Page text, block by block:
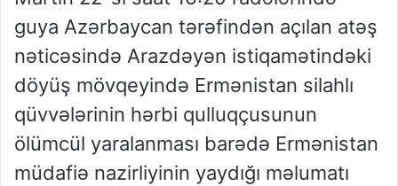
guya Azərbaycan tərəfindən açılan atəş
nəticəsində Arazdəyən istiqamətindəki
döyüş mövqeyində Ermənistan silahlı
qüvvələrinin hərbi qulluqçusunun
ölümcül yaralanması barədə Ermənistan
müdafiə nazirliyinin yaydığı məlumatı